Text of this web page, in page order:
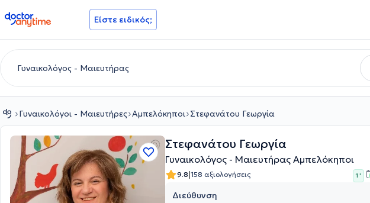
doctoranytime Είστε ειδικός;
Γυναικολόγοι - Μαιευτήρες Αμπελόκηποι Στεφανάτου Γεωργία
Στεφανάτου Γεωργία
Γυναικολόγος - Μαιευτήρας Αμπελόκηποι
9.8|158 αξιολογήσεις 1 '
Διεύθυνση